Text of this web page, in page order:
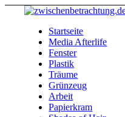
Startseite
Media Afterlife
Fenster
Plastik
Träume
Grünzeug
Arbeit
Papierkram